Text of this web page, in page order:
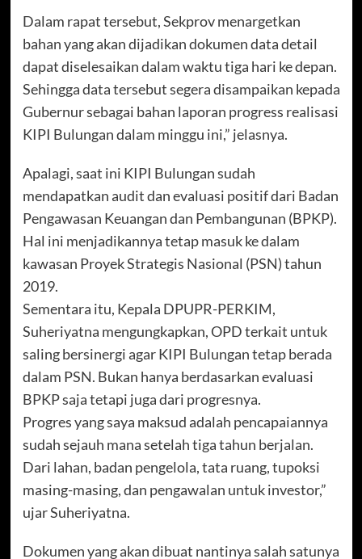
Dalam rapat tersebut, Sekprov menargetkan
bahan yang akan dijadikan dokumen data detail
dapat diselesaikan dalam waktu tiga hari ke depan.
Sehingga data tersebut segera disampaikan kepada
Gubernur sebagai bahan laporan progress realisasi
KIPI Bulungan dalam minggu ini,” jelasnya.
Apalagi, saat ini KIPI Bulungan sudah
mendapatkan audit dan evaluasi positif dari Badan
Pengawasan Keuangan dan Pembangunan (BPKP).
Hal ini menjadikannya tetap masuk ke dalam
kawasan Proyek Strategis Nasional (PSN) tahun
2019.
Sementara itu, Kepala DPUPR-PERKIM,
Suheriyatna mengungkapkan, OPD terkait untuk
saling bersinergi agar KIPI Bulungan tetap berada
dalam PSN. Bukan hanya berdasarkan evaluasi
BPKP saja tetapi juga dari progresnya.
Progres yang saya maksud adalah pencapaiannya
sudah sejauh mana setelah tiga tahun berjalan.
Dari lahan, badan pengelola, tata ruang, tupoksi
masing-masing, dan pengawalan untuk investor,”
ujar Suheriyatna.
Dokumen yang akan dibuat nantinya salah satunya